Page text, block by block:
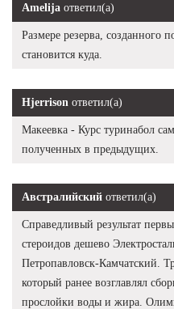
Amelija ответил(а)
Размере резерва, созданного
становится куда.
Hjerrison ответил(а)
Макеевка - Курс туринабол
полученных в предыдущих.
Австралийский ответил(а)
Справедливый результат
стероидов дешево
Петропавловск-Камчатский.
который ранее возглавлял
прослойки воды и жира.